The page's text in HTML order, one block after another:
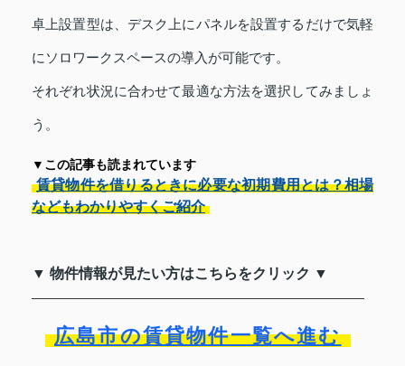
卓上設置型は、デスク上にパネルを設置するだけで気軽
にソロワークスペースの導入が可能です。
それぞれ状況に合わせて最適な方法を選択してみましょ
う。
▼この記事も読まれています
賃貸物件を借りるときに必要な初期費用とは？相場
などもわかりやすくご紹介
▼ 物件情報が見たい方はこちらをクリック ▼
広島市の賃貸物件一覧へ進む